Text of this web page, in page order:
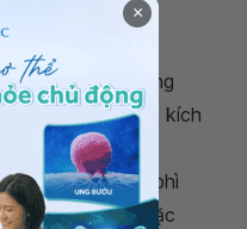
sĩ
xuyên vận động
dụng các chất kích
cân nếu béo phì
khi nằm hoặc
×